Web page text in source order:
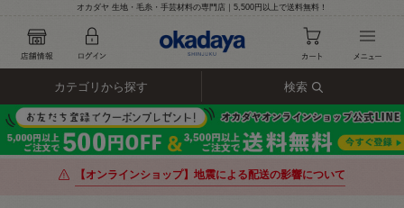
オカダヤ 生地・毛糸・手芸材料の専門店｜5,500円以上で送料無料！
カテゴリから探す 検索
【オンラインショップ】地震による配送の影響について